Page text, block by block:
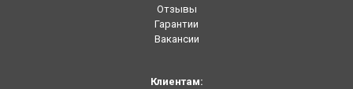
Отзывы
Гарантии
Вакансии
Клиентам: